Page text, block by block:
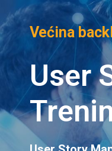
Većina
User